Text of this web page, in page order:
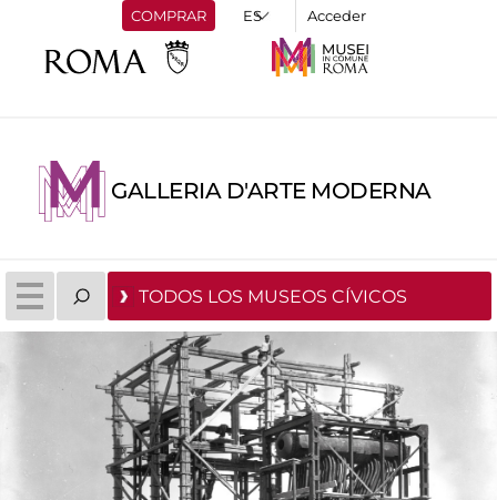
COMPRAR Acceder
GALLERIA D'ARTE MODERNA
TODOS LOS MUSEOS CÍVICOS